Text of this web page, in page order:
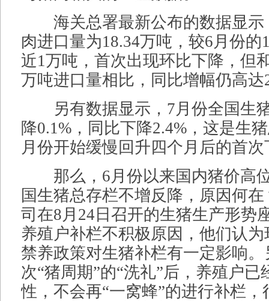
海关总署最新公布的数据显示
肉进口量为18.34万吨，较6月份的
近1万吨，首次出现环比下降，但
万吨进口量相比，同比增幅仍
另有数据显示，7月份全国生
降0.1%，同比下降2.4%，这是生
月份开始缓慢回升四个月后的首次
那么，6月份以来国内猪价高
国生猪总存栏不增反降，原因何
司在8月24日召开的生猪生产形势
养殖户补栏不积极原因，他们认
禁养政策对生猪补栏有一定影响
次“猪周期”的“洗礼”后，养殖户已
性，不会再“一窝蜂”的进行补栏